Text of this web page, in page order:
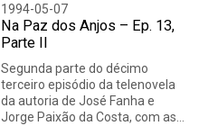
1994-05-07
Na Paz dos Anjos – Ep. 13,
Parte II
Segunda parte do décimo
terceiro episódio da telenovela
da autoria de José Fanha e
Jorge Paixão da Costa, com as…